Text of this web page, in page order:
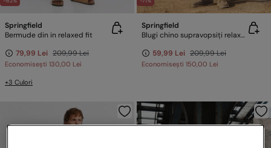
Springfield
Bermude din in relaxed fit
79,99 Lei 209,99 Lei
Economisești 130,00 Lei
+3 Culori
Springfield
Blugi chino supravopsiți relaxed fit
59,99 Lei 209,99 Lei
Economisești 150,00 Lei